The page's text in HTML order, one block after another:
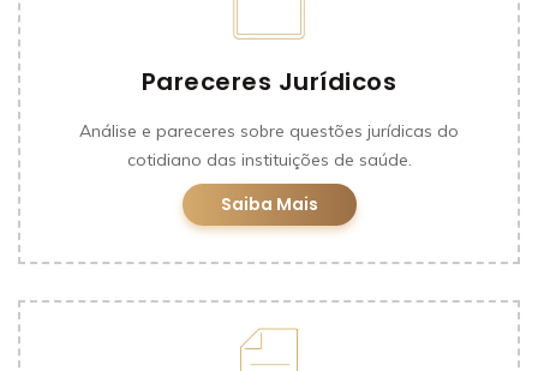
Pareceres Jurídicos
Análise e pareceres sobre questões jurídicas do
cotidiano das instituições de saúde.
Saiba Mais